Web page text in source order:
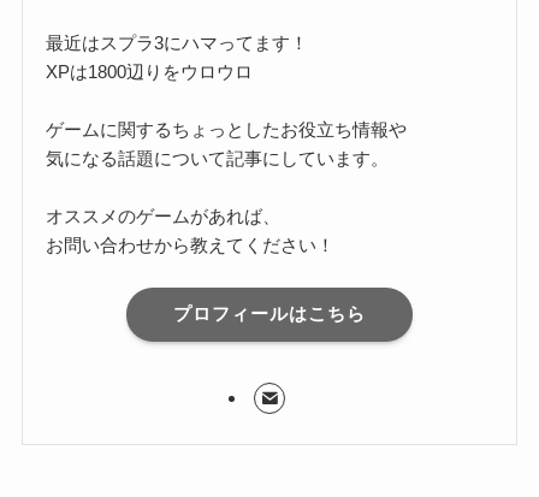
最近はスプラ3にハマってます！
XPは1800辺りをウロウロ
ゲームに関するちょっとしたお役立ち情報や
気になる話題について記事にしています。
オススメのゲームがあれば、
お問い合わせから教えてください！
プロフィールはこちら